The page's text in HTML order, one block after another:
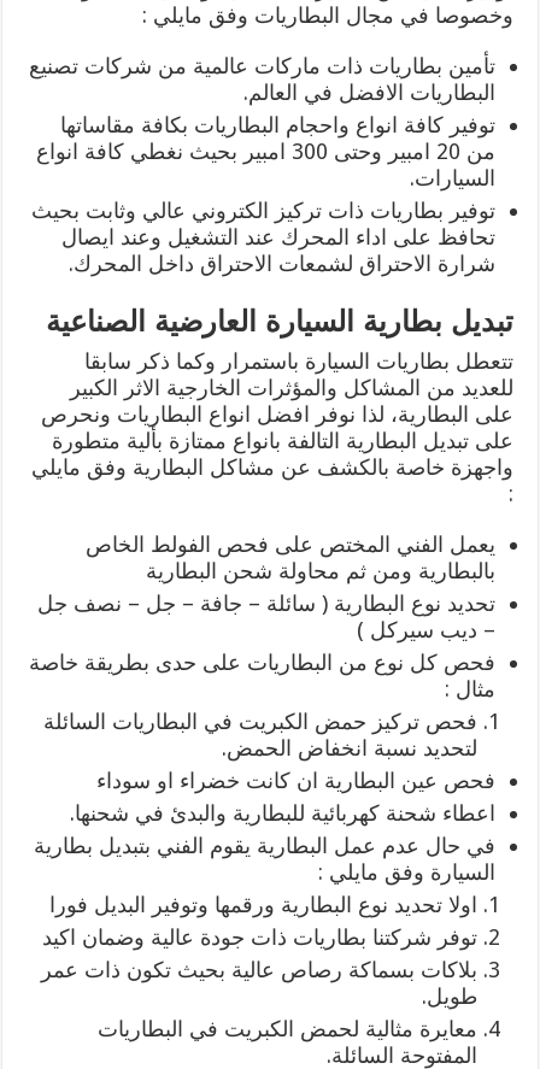
وخصوصا في مجال البطاريات وفق مايلي :
تأمين بطاريات ذات ماركات عالمية من شركات تصنيع
البطاريات الافضل في العالم.
توفير كافة انواع واحجام البطاريات بكافة مقاساتها
من 20 امبير وحتى 300 امبير بحيث نغطي كافة انواع
السيارات.
توفير بطاريات ذات تركيز الكتروني عالي وثابت بحيث
تحافظ على اداء المحرك عند التشغيل وعند ايصال
شرارة الاحتراق لشمعات الاحتراق داخل المحرك.
تبديل بطارية السيارة العارضية الصناعية
تتعطل بطاريات السيارة باستمرار وكما ذكر سابقا
للعديد من المشاكل والمؤثرات الخارجية الاثر الكبير
على البطارية، لذا نوفر افضل انواع البطاريات ونحرص
على تبديل البطارية التالفة بانواع ممتازة بألية متطورة
واجهزة خاصة بالكشف عن مشاكل البطارية وفق مايلي
:
يعمل الفني المختص على فحص الفولط الخاص
بالبطارية ومن ثم محاولة شحن البطارية
تحديد نوع البطارية ( سائلة – جافة – جل – نصف جل
– ديب سيركل )
فحص كل نوع من البطاريات على حدى بطريقة خاصة
مثال :
فحص تركيز حمض الكبريت في البطاريات السائلة
لتحديد نسبة انخفاض الحمض.
فحص عين البطارية ان كانت خضراء او سوداء
اعطاء شحنة كهربائية للبطارية والبدئ في شحنها.
في حال عدم عمل البطارية يقوم الفني بتبديل بطارية
السيارة وفق مايلي :
اولا تحديد نوع البطارية ورقمها وتوفير البديل فورا
توفر شركتنا بطاريات ذات جودة عالية وضمان اكيد
بلاكات بسماكة رصاص عالية بحيث تكون ذات عمر
طويل.
معايرة مثالية لحمض الكبريت في البطاريات
المفتوحة السائلة.